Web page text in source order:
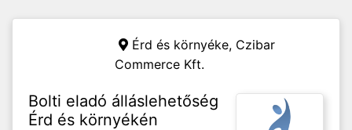
Érd és környéke, Czibar
Commerce Kft.
Bolti eladó álláslehetőség
Érd és környékén